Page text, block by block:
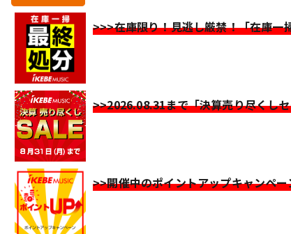
>>>在庫限り！見逃し厳禁！「在庫一
>>2026.08.31まで「決算売り尽くし
>>開催中のポイントアップキャンペ